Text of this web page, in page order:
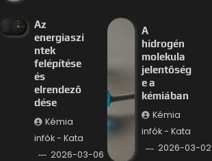
Az
energiaszi
ntek
felépítése
és
elrendező
dése
Kémia
infók - Kata
2026-03-06
A
hidrogén
molekula
jelentőség
e a
kémiában
Kémia
infók - Kata
2026-03-02